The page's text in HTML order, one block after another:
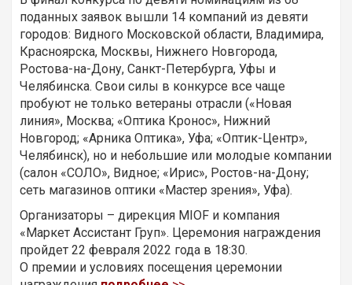
поданных заявок вышли 14 компаний из девяти
городов: Видного Московской области, Владимира,
Красноярска, Москвы, Нижнего Новгорода,
Ростова-на-Дону, Санкт-Петербурга, Уфы и
Челябинска. Свои силы в конкурсе все чаще
пробуют не только ветераны отрасли («Новая
линия», Москва; «Оптика Кронос», Нижний
Новгород; «Арника Оптика», Уфа; «Оптик-Центр»,
Челябинск), но и небольшие или молодые компании
(салон «СОЛО», Видное; «Ирис», Ростов-на-Дону;
сеть магазинов оптики «Мастер зрения», Уфа).
Организаторы – дирекция MIOF и компания
«Маркет Ассистант Груп». Церемония награждения
пройдет 22 февраля 2022 года в 18:30.
О премии и условиях посещения церемонии